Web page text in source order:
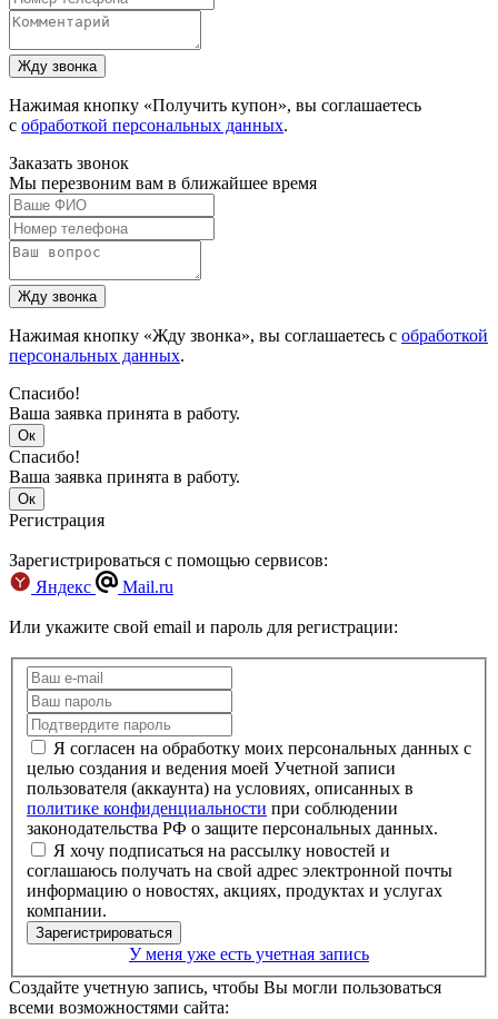
Нажимая кнопку «Получить купон», вы соглашаетесь
с обработкой персональных данных.
Заказать звонок
Мы перезвоним вам в ближайшее время
Нажимая кнопку «Жду звонка», вы соглашаетесь с обработкой
персональных данных.
Спасибо!
Ваша заявка принята в работу.
Спасибо!
Ваша заявка принята в работу.
Регистрация
Зарегистрироваться с помощью сервисов:
Яндекс
Mail.ru
Или укажите свой email и пароль для регистрации:
Я согласен на обработку моих персональных данных с
целью создания и ведения моей Учетной записи
пользователя (аккаунта) на условиях, описанных в
политике конфиденциальности при соблюдении
законодательства РФ о защите персональных данных.
Я хочу подписаться на рассылку новостей и
соглашаюсь получать на свой адрес электронной почты
информацию о новостях, акциях, продуктах и услугах
компании.
У меня уже есть учетная запись
Создайте учетную запись, чтобы Вы могли пользоваться
всеми возможностями сайта: